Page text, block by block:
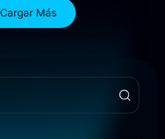
Cargar Más